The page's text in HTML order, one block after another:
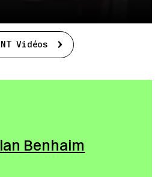
Vidéos
Benhaim